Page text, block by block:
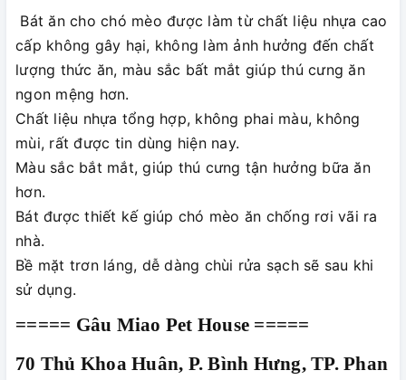
Bát ăn cho chó mèo được làm từ chất liệu nhựa cao
cấp không gây hại, không làm ảnh hưởng đến chất
lượng thức ăn, màu sắc bất mắt giúp thú cưng ăn
ngon mệng hơn.
Chất liệu nhựa tổng hợp, không phai màu, không
mùi, rất được tin dùng hiện nay.
Màu sắc bắt mắt, giúp thú cưng tận hưởng bữa ăn
hơn.
Bát được thiết kế giúp chó mèo ăn chống rơi vãi ra
nhà.
Bề mặt trơn láng, dễ dàng chùi rửa sạch sẽ sau khi
sử dụng.
===== Gâu Miao Pet House =====
70 Thủ Khoa Huân, P. Bình Hưng, TP. Phan